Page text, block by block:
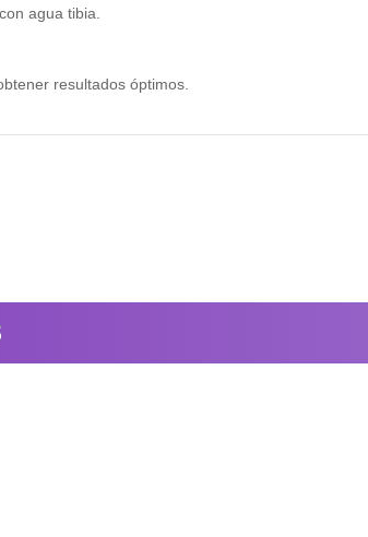
agua tibia.
resultados óptimos.